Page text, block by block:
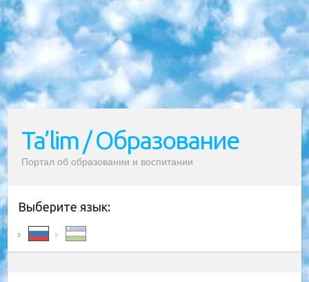
Ta’lim / Образование
Портал об образовании и воспитании
Выберите язык: